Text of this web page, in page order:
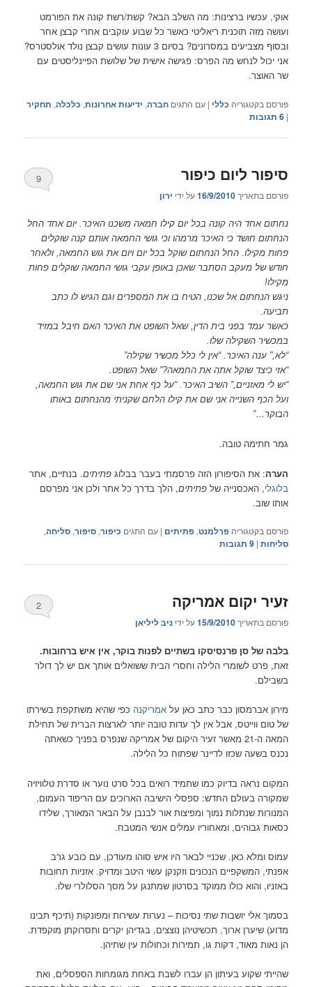
אוקי, עכשיו ברצינות: מה השלב הבא? קשת/רשת קונה את הפורמט
ועושה מזה תוכנית ריאליטי כאשר כל שבוע עוקבים אחרי קבצן אחר
ובסוף מצביעים במסרונים? בסיום 3 עונות עושים קבצן נולד אולסטרס?
אני יכול לנחש מה הפרס: פגישה אישית של שלושת הפיינליסטים עם
שר האוצר.
פורסם בקטגוריה כללי |עם התגים חברה, ידיעות אחרונות, כלכלה, תחקיר
|
6 תגובות
סיפור ליום כיפור
פורסם בתאריך16/9/2010על ידי ירון
9
נחתום אחד היה קונה בכל יום קילו חמאה משכנו האיכר. יום אחד החל
הנחתום חושד כי האיכר מרמהו וכי גושי החמאה אותם קנה שוקלים
פחות מקילו. החל הנחתום שוקל בכל יום ויום את גוש החמאה, ולאחר
חודש של מעקב הסתבר שאכן באופן עקבי גושי החמאה שוקלים פחות
מקילו!
ניגש הנחתום אל שכנו, הטיח בו את המספרים וגם הגיש לו כתב
תביעה.
כאשר עמד בפני בית הדין, שאל השופט את האיכר האם חיבל במזיד
במכשיר השקילה שלו.
“לא,” ענה האיכר. “אין לי כלל מכשיר שקילה”
“אזי כיצד שוקל אתה את החמאה?” שאל השופט.
“יש לי מאזניים,” השיב האיכר. “על כף אחת אני שם את גוש החמאה,
ועל הכף השנייה אני שם את קילו הלחם שקניתי מהנחתום באותו
הבוקר…”
גמר חתימה טובה.
הערה: את הסיפורון הזה פרסמתי בעבר בבלוגפתיתים. בנתיים, אתר
בלוגלי, האכסנייה שלפתיתים, הלך בדרך כל אתר ולכן אני מפרסם
אותו שוב.
פורסם בקטגוריה פרלמנט,פתיתים |עם התגים כיפור,סיפור,סליחה,
סליחות |
9 תגובות
זעיר יקום אמריקה
פורסם בתאריך15/9/2010על ידיניב ליליאן
2
בלבה של סן פרנסיסקו בשתיים לפנות בוקר, אין איש ברחובות.
זאת, פרט לשומרי הלילה וחסרי הבית ששואלים אותך אם יש לך דולר
בשבילם.
מירון אברמסון כבר כתב כאן עלאמריקנה כפי שהיא משתקפת בשירתו
של טום ווייטס, אבל אין לך עדות טובה יותר לארצות הברית של תחילת
המאה ה-21 מאשר זעיר היקום של אמריקה שנפרס בפניך כשאתה
נכנס בשעה שכזו לדיינר שפתוח כל הלילה.
המקום נראה בדיוק כמו שתמיד רואים בכל סרט נוער או סדרת טלוויזיה
שמקורה בעולם החדש: ספסלי הישיבה הארוכים עם הריפוד העמום,
המנורות שנתלות נמוך ומפיצות אור לבנבן על הבאר המאורך, שלידו
כסאות גבוהים, ומאחוריו עמלים אנשי המטבח.
עמוס ומלא כאן. שכניי לבאר היו איש סוהו מעודכן, עם כובע גרב
אפנתי, המשקפיים הנכונים וזקנקן עשוי היטב ומדויק. אזניות תחובות
באזניו, והוא כולו ממוקד בסרטון שמתנגן על מסך הסלולרי שלו.
בסמוך אלי יושבות שתי נסיכות – נערות עשירות ומפונקות (תיכף תבינו
מדוע) שיערן ארוך, תכשיטיהן נוצצים, בגדיהן יקרים ותסרוקתן מוקפדת.
הן נאות מאוד, דקות גו, תמירות וכחולות עין שתיהן.
שהייתי שקוע בעיתון הן עברו לשבת באחת מגומחות הספסלים, ואת